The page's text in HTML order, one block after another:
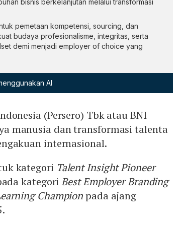
bisnis berkelanjutan melalui transformasi
pemetaan kompetensi, sourcing, dan
budaya profesionalisme, integritas, serta
demi menjadi employer of choice yang
AI
(Persero) Tbk atau BNI
manusia dan transformasi talenta
internasional.
kategori Talent Insight Pioneer
kategoriBest Employer Branding
Championpada ajang